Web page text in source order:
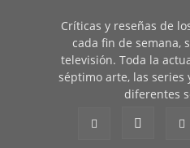
Críticas y reseñas de
cada fin de semana,
televisión. Toda la
séptimo arte, las series
diferentes